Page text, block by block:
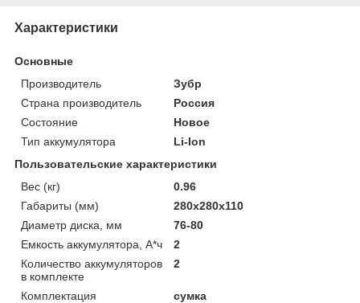
Характеристики
Основные
Производитель
Зубр
Страна производитель
Россия
Состояние
Новое
Тип аккумулятора
Li-Ion
Пользовательские характеристики
Вес (кг)
0.96
Габариты (мм)
280x280x110
Диаметр диска, мм
76-80
Емкость аккумулятора, А*ч
2
Количество аккумуляторов
в комплекте
2
Комплектация
сумка